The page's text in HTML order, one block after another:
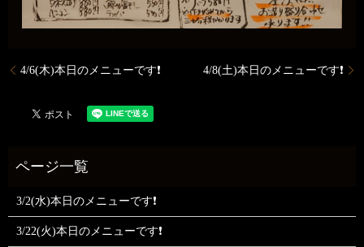
4/6(木)本日のメニューです❗ 4/8(土)本日のメニューです❗
3/2(水)本日のメニューです❗
3/22(火)本日のメニューです❗